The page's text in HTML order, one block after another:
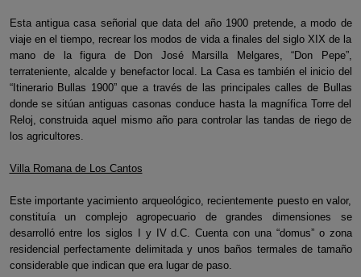
Esta antigua casa señorial que data del año 1900 pretende, a modo de
viaje en el tiempo, recrear los modos de vida a finales del siglo XIX de la
mano de la figura de Don José Marsilla Melgares, “Don Pepe”,
terrateniente, alcalde y benefactor local. La Casa es también el inicio del
“Itinerario Bullas 1900” que a través de las principales calles de Bullas
donde se sitúan antiguas casonas conduce hasta la magnífica Torre del
Reloj, construida aquel mismo año para controlar las tandas de riego de
los agricultores.
Villa Romana de Los Cantos
Este importante yacimiento arqueológico, recientemente puesto en valor,
constituía un complejo agropecuario de grandes dimensiones se
desarrolló entre los siglos I y IV d.C. Cuenta con una “domus” o zona
residencial perfectamente delimitada y unos baños termales de tamaño
considerable que indican que era lugar de paso.